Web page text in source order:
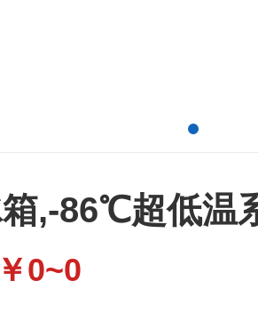
,-86℃超低温
￥0~0